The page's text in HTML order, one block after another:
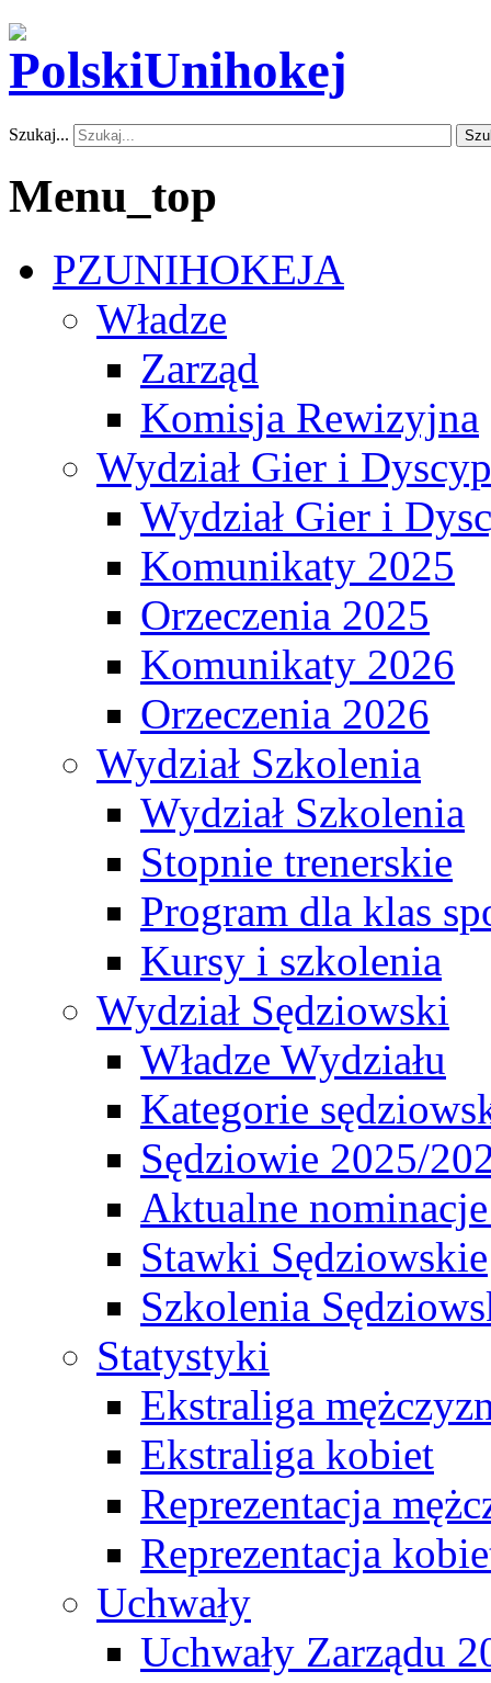
Szukaj...
Menu_top
PZUNIHOKEJA
Władze
Zarząd
Komisja Rewizyjna
Wydział Gier i
Wydział Gier i
Komunikaty 2025
Orzeczenia 2025
Komunikaty 2026
Orzeczenia 2026
Wydział Szkolenia
Wydział Szkolenia
Stopnie trenerskie
Program dla klas
Kursy i szkolenia
Wydział Sędziowski
Władze Wydziału
Kategorie
Sędziowie 2025/
Aktualne
Stawki Sędziowskie
Szkolenia
Statystyki
Ekstraliga
Ekstraliga kobiet
Reprezentacja
Reprezentacja
Uchwały
Uchwały Zarządu